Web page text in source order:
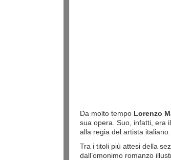
Da molto tempo Lorenzo
sua opera. Suo, infatti, era
alla regia del artista italiano.
Tra i titoli più attesi della
dall’omonimo romanzo